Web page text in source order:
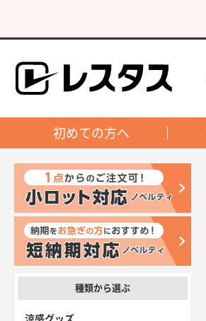
初めての方へ
種類から選ぶ
涼感グッズ